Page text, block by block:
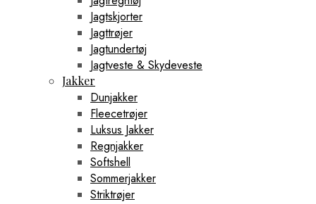
Jagtskjorter
Jagttrøjer
Jagtundertøj
Jagtveste & Skydeveste
Jakker
Dunjakker
Fleecetrøjer
Luksus Jakker
Regnjakker
Softshell
Sommerjakker
Striktrøjer